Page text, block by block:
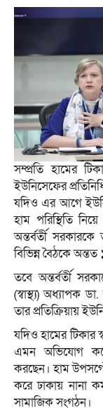
সম্প্রতি হামের
ইউনিসেফের
যদিও এর আগে
হাম পরিস্থিতি
অন্তর্বর্তী
বিভিন্ন বৈঠকে
তবে অন্তর্বর্তী
(স্বাস্থ্য) অধ্যাপক
তার প্রতিক্রিয়ায়
যদিও হামের টিকার
এমন অভিযোগ
করছেন। হাম
করে ঢাকায় নানা
সামাজিক সংগঠন।